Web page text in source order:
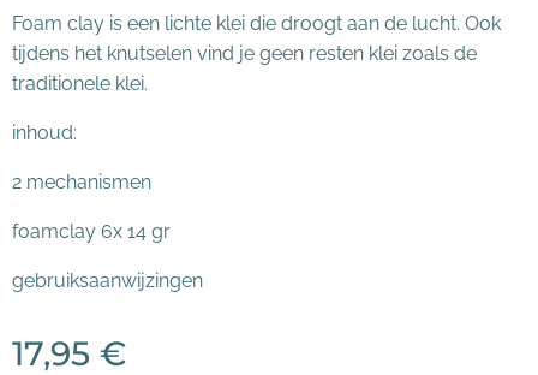
Foam clay is een lichte klei die droogt aan de lucht. Ook
tijdens het knutselen vind je geen resten klei zoals de
traditionele klei.
inhoud:
2 mechanismen
foamclay 6x 14 gr
gebruiksaanwijzingen
17,95 €